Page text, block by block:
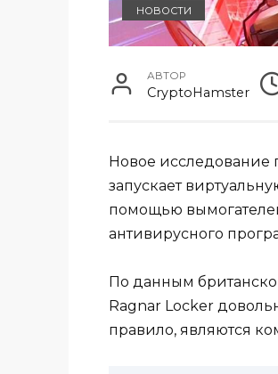
НОВОСТИ
АВТОР
CryptoHamster
Новое исследование
запускает
помощью
антивирусного
По данным
Ragnar Locker
правило, являются